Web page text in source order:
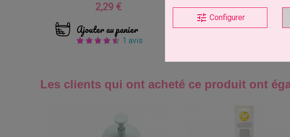
Prix
2,29 €
Ajouter au panier
1 avis
Les clients qui ont acheté ce produit ont
tune Configurer